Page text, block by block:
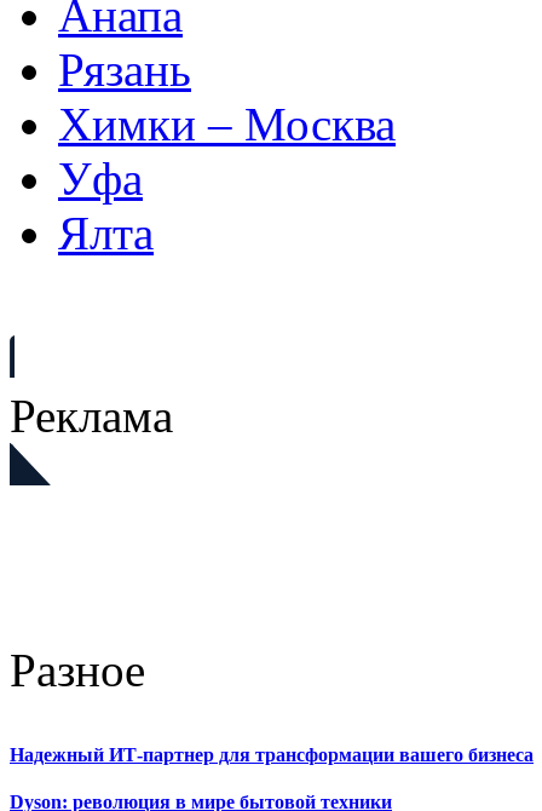
Анапа
Рязань
Химки – Москва
Уфа
Ялта
Реклама
Разное
Надежный ИТ-партнер для трансформации вашего бизнеса
Dyson: революция в мире бытовой техники